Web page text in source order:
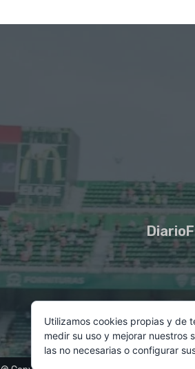
Utilizamos cookies propias y de
medir su uso y mejorar nuestros
las no necesarias o configurar